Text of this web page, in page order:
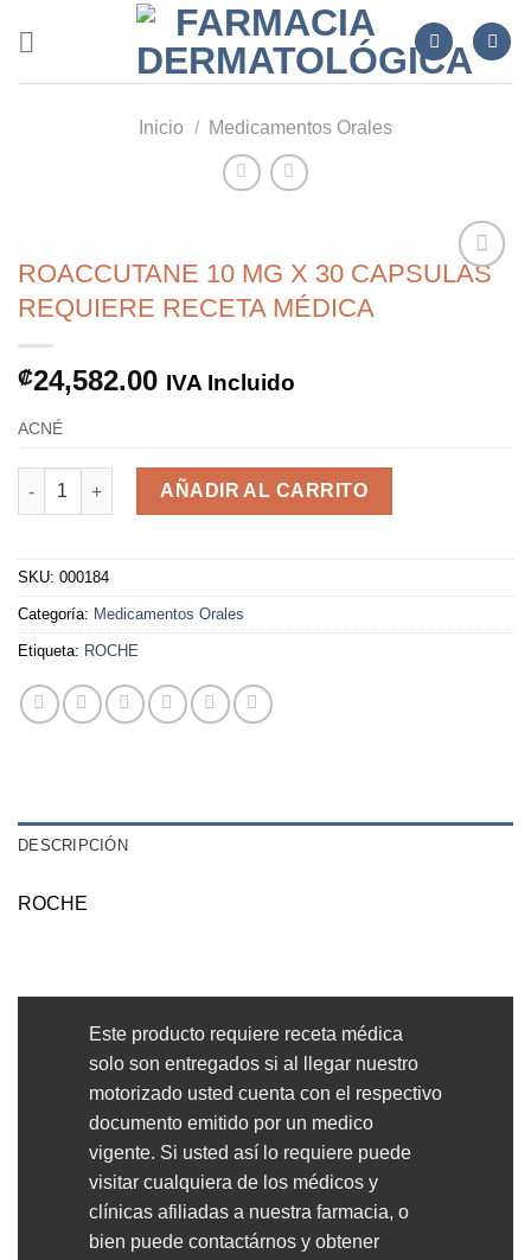
Inicio / Medicamentos Orales
ROACCUTANE 10 MG X 30 CAPSULAS
REQUIERE RECETA MÉDICA
₡24,582.00 IVA Incluido
ACNÉ
ROACCUTANE 10 MG X 30 CAPSULASREQUIERE RECETA
AÑADIR AL CARRITO
SKU: 000184
Categoría: Medicamentos Orales
Etiqueta: ROCHE
DESCRIPCIÓN
ROCHE
Este producto requiere receta médica
solo son entregados si al llegar nuestro
motorizado usted cuenta con el respectivo
documento emitido por un medico
vigente. Si usted así lo requiere puede
visitar cualquiera de los médicos y
clínicas afiliadas a nuestra farmacia, o
bien puede contactárnos y obtener